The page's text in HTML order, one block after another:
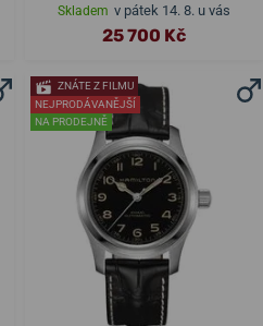
Skladem v pátek 14. 8. u vás
25 700 Kč
ZNÁTE Z FILMU
NEJPRODÁVANĚJŠÍ
NA PRODEJNĚ